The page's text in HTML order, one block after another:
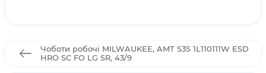
Чоботи робочі MILWAUKEE, AMT S3S 1L110111W ESD
HRO SC FO LG SR, 43/9